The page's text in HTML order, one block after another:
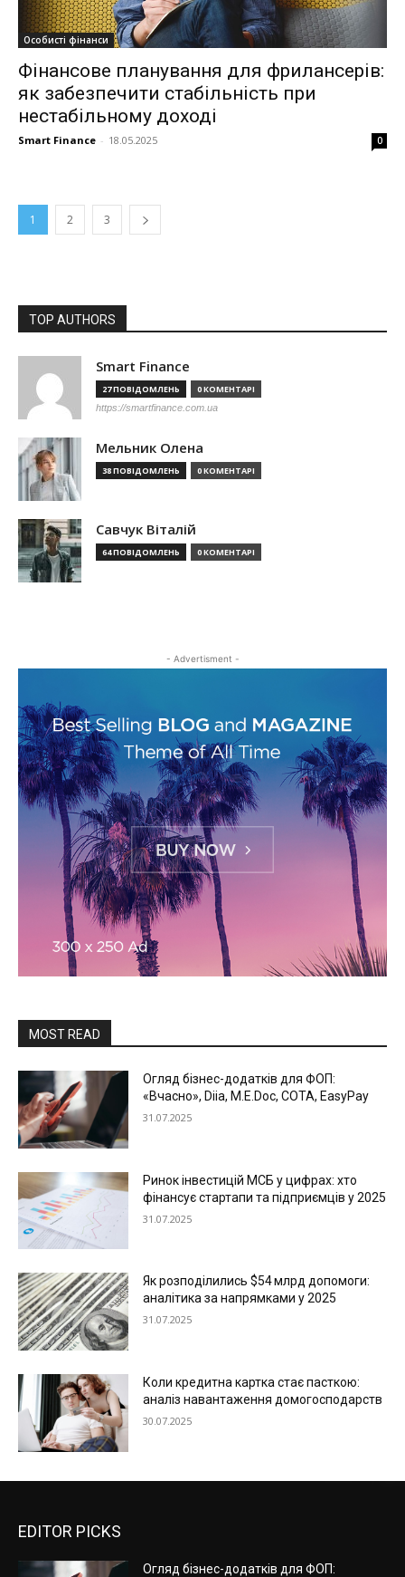
Особисті фінанси
Фінансове планування для фрилансерів:
як забезпечити стабільність при
нестабільному доході
Smart Finance - 18.05.2025 0
1 2 3
TOP AUTHORS
Smart Finance
27 ПОВІДОМЛЕНЬ 0 КОМЕНТАРІ
https://smartfinance.com.ua
Мельник Олена
38 ПОВІДОМЛЕНЬ 0 КОМЕНТАРІ
Савчук Віталій
64 ПОВІДОМЛЕНЬ 0 КОМЕНТАРІ
- Advertisment -
MOST READ
Огляд бізнес-додатків для ФОП:
«Вчасно», Diia, M.E.Doc, СОТА, EasyPay
31.07.2025
Ринок інвестицій МСБ у цифрах: хто
фінансує стартапи та підприємців у 2025
31.07.2025
Як розподілились $54 млрд допомоги:
аналітика за напрямками у 2025
31.07.2025
Коли кредитна картка стає пасткою:
аналіз навантаження домогосподарств
30.07.2025
EDITOR PICKS
Огляд бізнес-додатків для ФОП: